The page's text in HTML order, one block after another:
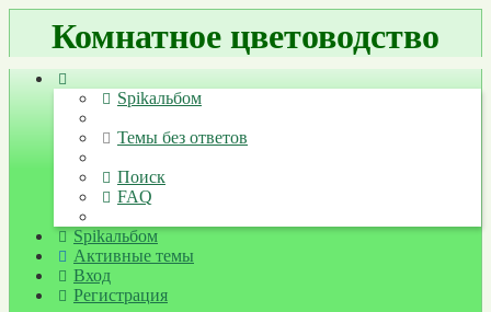
Регистрация
Комнатное цветоводство
Spikальбом
Темы без ответов
Поиск
FAQ
Spikальбом
Активные темы
Вход
Регистрация